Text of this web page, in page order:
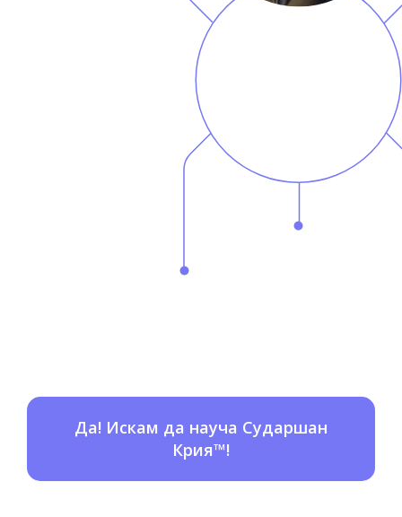
Да! Искам да науча Сударшан
Крия™!